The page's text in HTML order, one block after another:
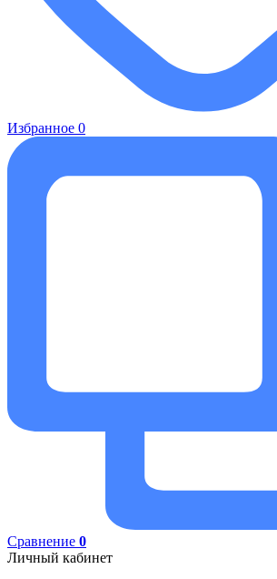
Избранное 0
Сравнение 0
Личный кабинет